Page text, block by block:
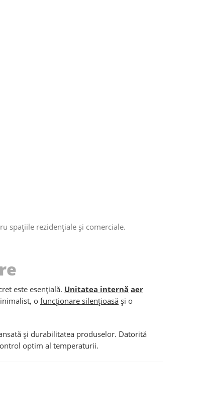
spațiile rezidențiale și comerciale.
este esențială. Unitatea internă aer
o funcționare silențioasă și o
și durabilitatea produselor. Datorită
optim al temperaturii.